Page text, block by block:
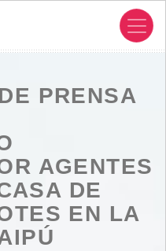
PRENSA
AGENTES
DE
EN LA